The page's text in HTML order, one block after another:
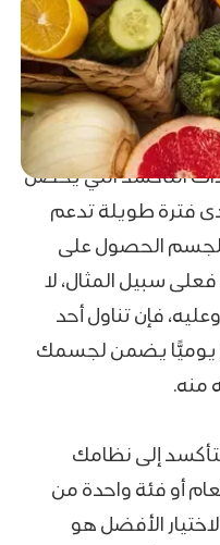
التأكسد التي يحصل
فترة طويلة تدعم
الحصول على
سبيل المثال، لا
فإن تناول أحد
يوميًّا يضمن لجسمك
منه.
إلى نظامك
أو فئة واحدة من
الأفضل هو